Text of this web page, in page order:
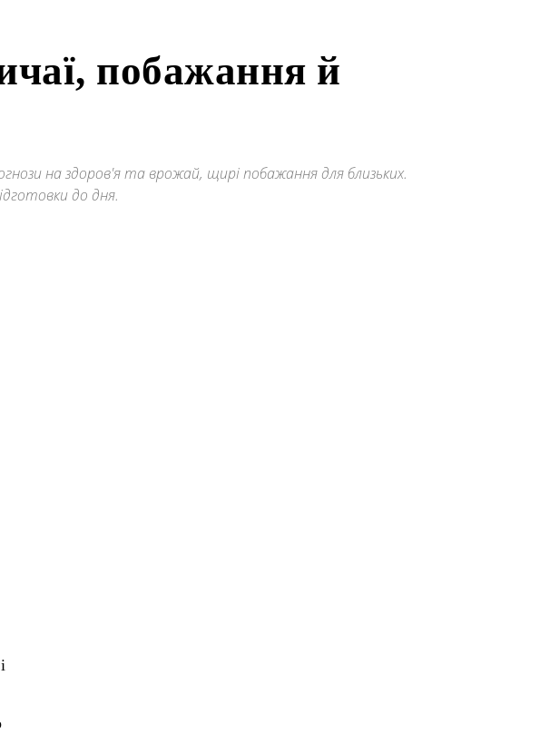
побажання й
на здоров'я та врожай, щирі побажання для близьких.
до дня.